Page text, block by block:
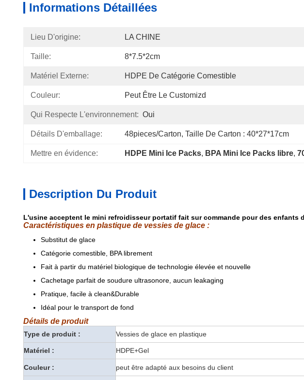
Informations Détaillées
Lieu D'origine: LA CHINE
Taille: 8*7.5*2cm
Matériel Externe: HDPE De Catégorie Comestible
Couleur: Peut Être Le Customizd
Qui Respecte L'environnement: Oui
Détails D'emballage: 48pieces/carton, Taille De Carton : 40*27*17cm
Mettre en évidence: HDPE Mini Ice Packs, BPA Mini Ice Packs libre,
Description Du Produit
L'usine acceptent le mini refroidisseur portatif fait sur commande pour des enfants
Caractéristiques en plastique de vessies de glace :
Substitut de glace
Catégorie comestible, BPA librement
Fait à partir du matériel biologique de technologie élevée et nouvelle
Cachetage parfait de soudure ultrasonore, aucun leakaging
Pratique, facile à clean&Durable
Idéal pour le transport de fond
Détails de produit
Type de produit : Vessies de glace en plastique
Matériel : HDPE+Gel
Couleur : peut être adapté aux besoins du client